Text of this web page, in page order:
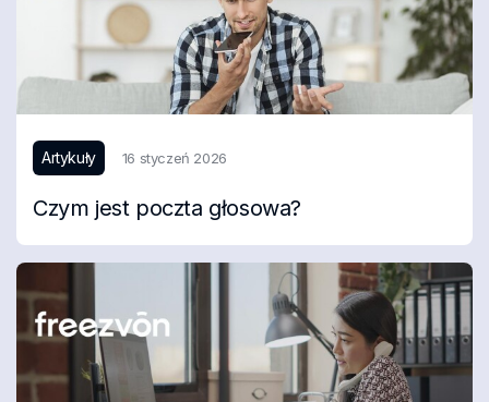
Artykuły 16 styczeń 2026
Czym jest poczta głosowa?